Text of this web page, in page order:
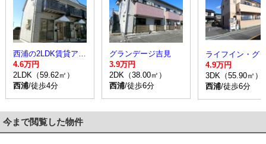
4.6万円
2LDK（59.62㎡）
西浦/徒歩4分
グランデージ吉見
3.9万円
2DK（38.00㎡）
西浦/徒歩6分
4.9万円
3DK（55.90㎡）
西浦/徒歩6分
今まで閲覧した物件